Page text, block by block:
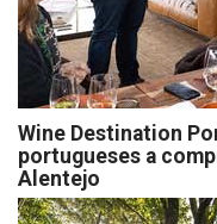
Wine Destination
portugueses a
Alentejo